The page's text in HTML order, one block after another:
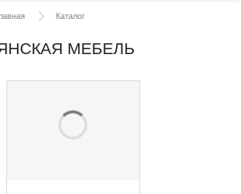
Каталог
МЕБЕЛЬ